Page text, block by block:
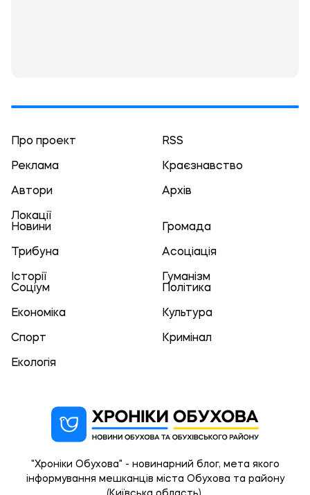
Про проект RSS
Реклама Краєзнавство
Автори Архів
Локації
Новини
Громада
Трибуна Асоціація
Історії
Гуманізм
Соціум
Політика
Економіка Культура
Спорт Кримінал
Екологія
"Хроніки Обухова" - новинарний блог, мета якого
інформування мешканців міста Обухова та району